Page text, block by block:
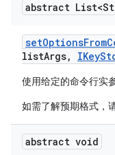
abstract
setOptionsFrom
listArgs, IKey
使用给定的命令行实
如需了解预期格式，
abstract void